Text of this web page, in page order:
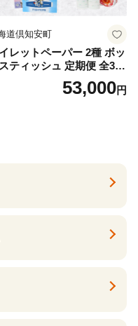
道倶知安町
レットペーパー 2種 ボッ
ティッシュ 定期便 全3
日本製 まとめ買い 防災
備品 日用雑貨 消耗品 生活
53,000円